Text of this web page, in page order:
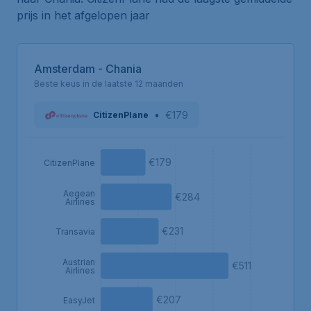
prijs in het afgelopen jaar
Amsterdam - Chania
Beste keus in de laatste 12 maanden
CitizenPlane • €179
CitizenPlane
Aegean
Airlines
Transavia
Austrian
Airlines
EasyJet
€179
€284
€231
€511
€207